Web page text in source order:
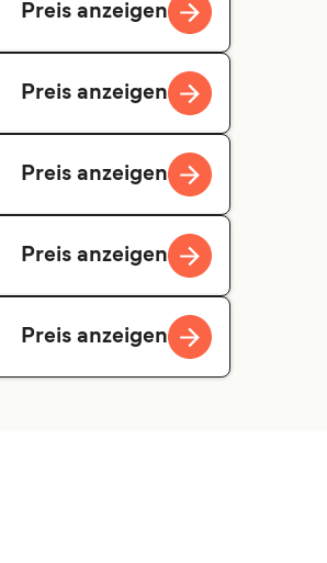
Preis anzeigen
Preis anzeigen
Preis anzeigen
Preis anzeigen
Preis anzeigen